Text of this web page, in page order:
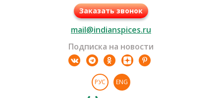
Заказать звонок
mail@indianspices.ru
Подписка на новости
РУС ENG